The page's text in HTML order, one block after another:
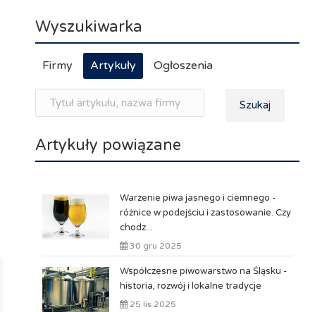
Wyszukiwarka
Firmy Artykuły Ogłoszenia
Szukaj
Artykuły powiązane
Warzenie piwa jasnego i ciemnego -
różnice w podejściu i zastosowanie. Czy
chodz...
30 gru 2025
Współczesne piwowarstwo na Śląsku -
historia, rozwój i lokalne tradycje
25 lis 2025